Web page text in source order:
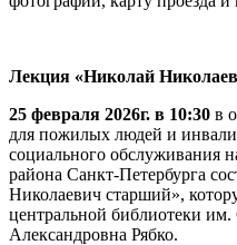
Лекция «Николай
25 февраля 2026г. в 10:30 в
для пожилых людей и
социального обслуживания
района Санкт-Петербурга
Николаевич старший»,
центральной библиотеки
Александровна Рябко.